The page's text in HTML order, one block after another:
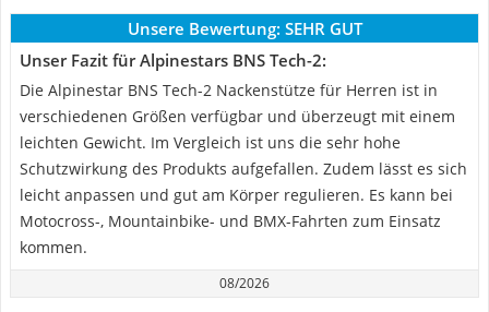
Unsere Bewertung: SEHR GUT
Unser Fazit für Alpinestars BNS Tech-2:
Die Alpinestar BNS Tech-2 Nackenstütze für Herren ist in
verschiedenen Größen verfügbar und überzeugt mit einem
leichten Gewicht. Im Vergleich ist uns die sehr hohe
Schutzwirkung des Produkts aufgefallen. Zudem lässt es sich
leicht anpassen und gut am Körper regulieren. Es kann bei
Motocross-, Mountainbike- und BMX-Fahrten zum Einsatz
kommen.
08/2026